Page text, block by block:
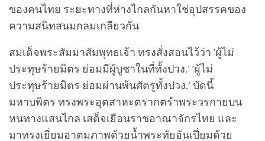
ของคนไทย ระยะทางที่ห่างไกลกันหาใช่อุปสรรคของ
ความสนิทสนมกลมเกลียวกัน
สมเด็จพระสัมมาสัมพุทธเจ้า ทรงสั่งสอนไว้ว่า ‘ผู้ไม่
ประทุษร้ายมิตร ย่อมมีผู้บูชาในที่ทั้งปวง.’ ‘ผู้ไม่
ประทุษร้ายมิตร ย่อมผ่านพ้นศัตรูทั้งปวง.’ บัดนี้
มหาบพิตร ทรงพระอุตสาหะตรากตรำพระวรกายบน
หนทางแสนไกล เสด็จเยือนราชอาณาจักรไทย และ
มาทรงเยี่ยมอาตมภาพด้วยน้ำพระทัยอันเปี่ยมด้วย